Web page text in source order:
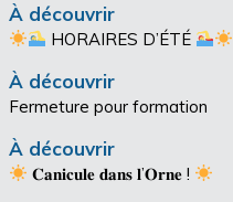
À découvrir
HORAIRES D’ÉTÉ
À découvrir
Fermeture pour formation
À découvrir
𝐂𝐚𝐧𝐢𝐜𝐮𝐥𝐞 𝐝𝐚𝐧𝐬 𝐥’𝐎𝐫𝐧𝐞 !